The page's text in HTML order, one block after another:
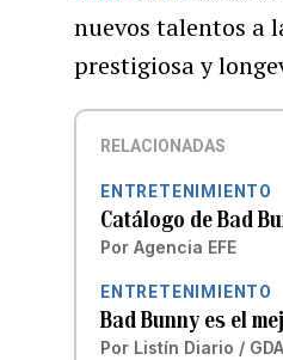
nuevos talentos a
prestigiosa y
RELACIONADAS
ENTRETENIMIENTO
Catálogo de Bad
Por Agencia EFE
ENTRETENIMIENTO
Bad Bunny es el
Por Listín Diario / GDA